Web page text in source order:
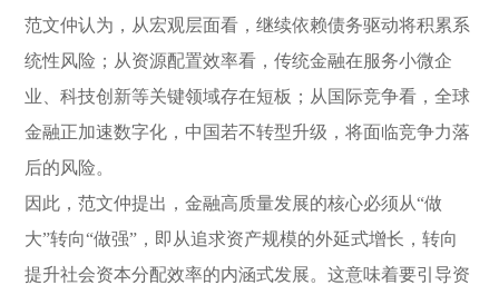
范文仲认为，从宏观层面看，继续依赖债务驱动将积累系
统性风险；从资源配置效率看，传统金融在服务小微企
业、科技创新等关键领域存在短板；从国际竞争看，全球
金融正加速数字化，中国若不转型升级，将面临竞争力落
后的风险。
因此，范文仲提出，金融高质量发展的核心必须从“做
大”转向“做强”，即从追求资产规模的外延式增长，转向
提升社会资本分配效率的内涵式发展。这意味着要引导资